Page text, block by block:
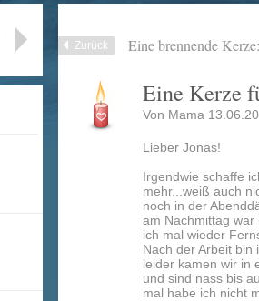
Zurück Eine brennende Kerze:
Eine Kerze
Von Mama
Lieber Jonas!
Irgendwie schaffe
mehr...weiß auch
noch in der
am Nachmittag war
ich mal wieder
Nach der Arbeit bin
leider kamen wir in
und sind nass bis
mal habe ich nicht